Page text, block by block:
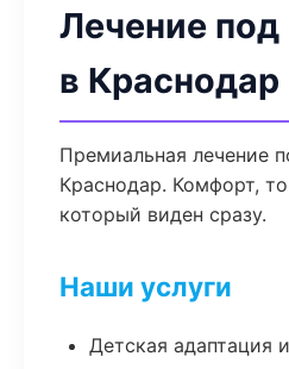
Лечение
в Краснодар
Премиальная лечение
Краснодар. Комфорт,
который виден сразу.
Наши услуги
Детская адаптация